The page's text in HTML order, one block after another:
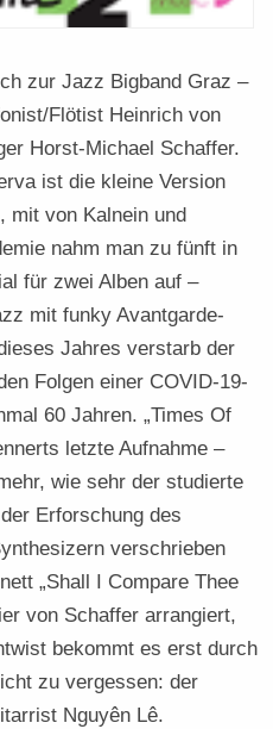
zur Jazz Bigband Graz –
Flötist Heinrich von
Horst-Michael Schaffer.
ist die kleine Version
mit von Kalnein und
nahm man zu fünft in
für zwei Alben auf –
mit funky Avantgarde-
Jahres verstarb der
Folgen einer COVID-19-
60 Jahren. „Times Of
letzte Aufnahme –
wie sehr der studierte
Erforschung des
verschrieben
„Shall I Compare Thee
von Schaffer arrangiert,
bekommt es erst durch
zu vergessen: der
Nguyên Lê.